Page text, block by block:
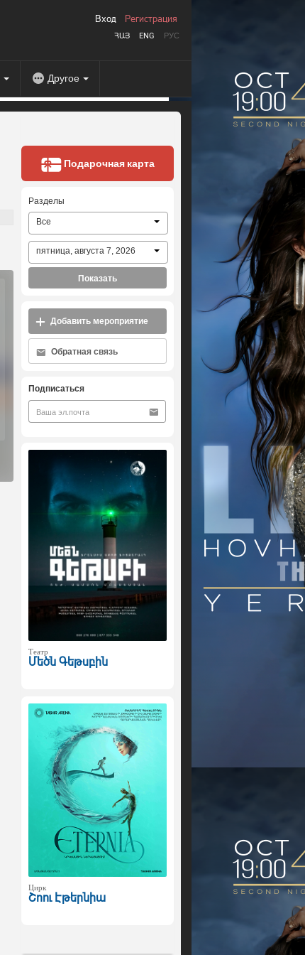
ՀԱՅ ENG РУС
Вход Регистрация
Другое
Подарочная карта
Разделы
Все
пятница, августа 7, 2026
Показать
Добавить мероприятие
Обратная связь
Подписаться
Театр
Մեծն Գեթսբին
Цирк
Շոու Էթերնիա